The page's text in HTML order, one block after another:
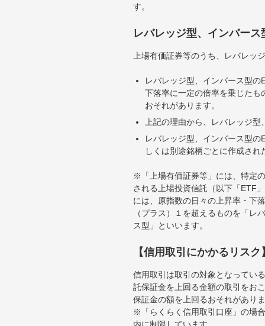
す。
レバレッジ型、インバー
上場有価証券等のうち、レバレ
レバレッジ型、インバース型
下落率に一定の倍率を乗じた
おそれがあります。
上記の理由から、レバレッジ
レバレッジ型、インバース型
しくは別途銘柄ごとに作成さ
※「上場有価証券等」には、特定
される上場投資信託（以下「ETF
には、原指数の日々の上昇率・下
（プラス）１を超えるものを「
ス型」といいます。
【信用取引にかかるリスク
信用取引は取引の対象となってい
託保証金を上回る金額の取引をお
保証金の額を上回るおそれがあり
※「らくらく信用取引口座」の場
内に制限しています。